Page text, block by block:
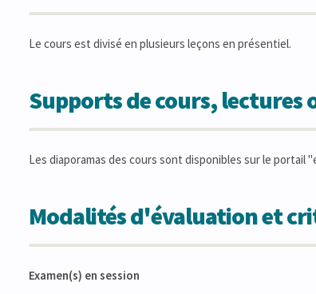
Le cours est divisé en plusieurs leçons en présentiel.
Supports de cours, lectures
Les diaporamas des cours sont disponibles sur le portail
Modalités d'évaluation et
Examen(s) en session